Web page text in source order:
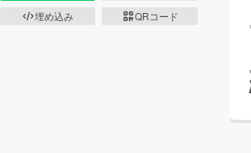
埋め込み
QRコード